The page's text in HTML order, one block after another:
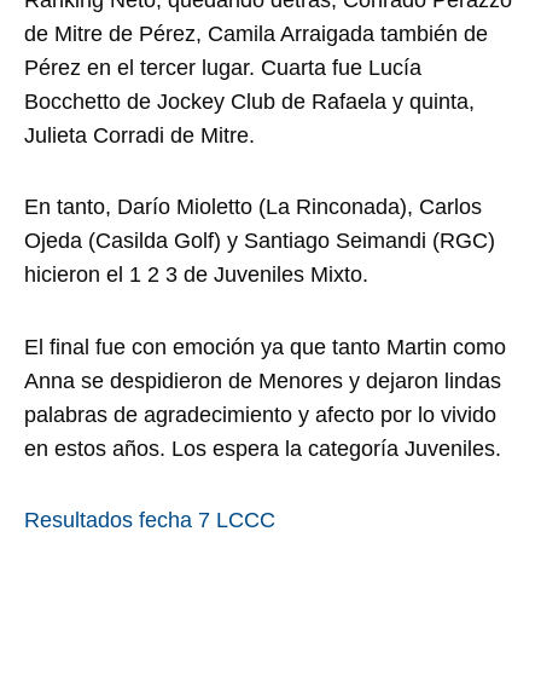
de Mitre de Pérez, Camila Arraigada también de
Pérez en el tercer lugar. Cuarta fue Lucía
Bocchetto de Jockey Club de Rafaela y quinta,
Julieta Corradi de Mitre.
En tanto, Darío Mioletto (La Rinconada), Carlos
Ojeda (Casilda Golf) y Santiago Seimandi (RGC)
hicieron el 1 2 3 de Juveniles Mixto.
El final fue con emoción ya que tanto Martin como
Anna se despidieron de Menores y dejaron lindas
palabras de agradecimiento y afecto por lo vivido
en estos años. Los espera la categoría Juveniles.
Resultados fecha 7 LCCC